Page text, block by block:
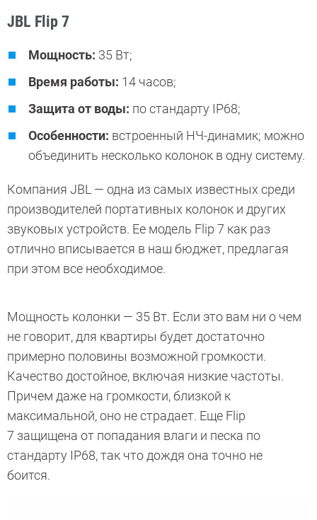
JBL Flip 7
Мощность: 35 Вт;
Время работы: 14 часов;
Защита от воды: по стандарту IP68;
Особенности: встроенный НЧ-динамик; можно
объединить несколько колонок в одну систему.
Компания JBL — одна из самых известных среди
производителей портативных колонок и других
звуковых устройств. Ее модель Flip 7 как раз
отлично вписывается в наш бюджет, предлагая
при этом все необходимое.
Мощность колонки — 35 Вт. Если это вам ни о чем
не говорит, для квартиры будет достаточно
примерно половины возможной громкости.
Качество достойное, включая низкие частоты.
Причем даже на громкости, близкой к
максимальной, оно не страдает. Еще Flip
7 защищена от попадания влаги и песка по
стандарту IP68, так что дождя она точно не
боится.